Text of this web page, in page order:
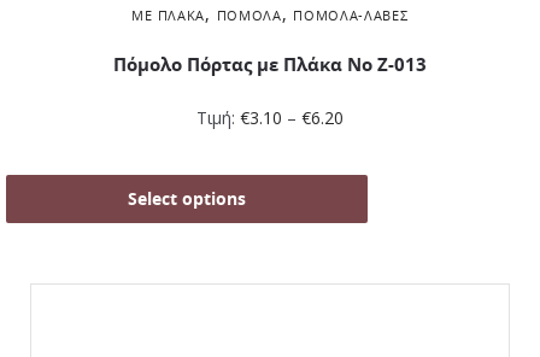
ΜΕ ΠΛΆΚΑ, ΠΌΜΟΛΑ, ΠΌΜΟΛΑ-ΛΑΒΈΣ
Πόμολο Πόρτας με Πλάκα No Z-013
Τιμή: €3.10 – €6.20
Select options